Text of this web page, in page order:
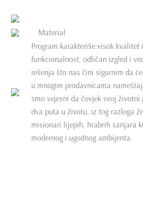
Material
Program karakteriše visok kvalitet
funkcionalnost, odličan izgled i
rešenja što nas čini sigurnim da
u mnogim prodavnicama
smo svjesni da čovjek svoj
dva puta u životu, iz tog razloga
misionari lijepih, hrabrih sanjara
modernog i ugodnog ambijenta.